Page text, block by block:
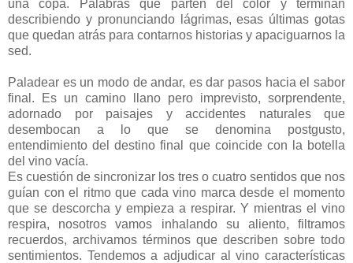
una copa. Palabras que parten del color y terminan
describiendo y pronunciando lágrimas, esas últimas gotas
que quedan atrás para contarnos historias y apaciguarnos la
sed.
Paladear es un modo de andar, es dar pasos hacia el sabor
final. Es un camino llano pero imprevisto, sorprendente,
adornado por paisajes y accidentes naturales que
desembocan a lo que se denomina postgusto,
entendimiento del destino final que coincide con la botella
del vino vacía.
Es cuestión de sincronizar los tres o cuatro sentidos que nos
guían con el ritmo que cada vino marca desde el momento
que se descorcha y empieza a respirar. Y mientras el vino
respira, nosotros vamos inhalando su aliento, filtramos
recuerdos, archivamos términos que describen sobre todo
sentimientos. Tendemos a adjudicar al vino características